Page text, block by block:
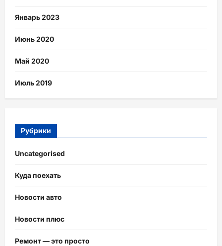
Январь 2023
Июнь 2020
Май 2020
Июль 2019
Рубрики
Uncategorised
Куда поехать
Новости авто
Новости плюс
Ремонт — это просто